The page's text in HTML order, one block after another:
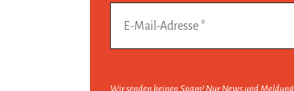
Wir senden keinen Spam! Nur News und